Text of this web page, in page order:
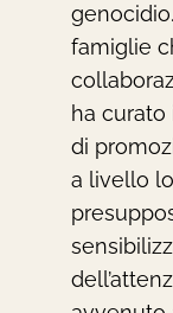
famiglie
ha
di
a livello